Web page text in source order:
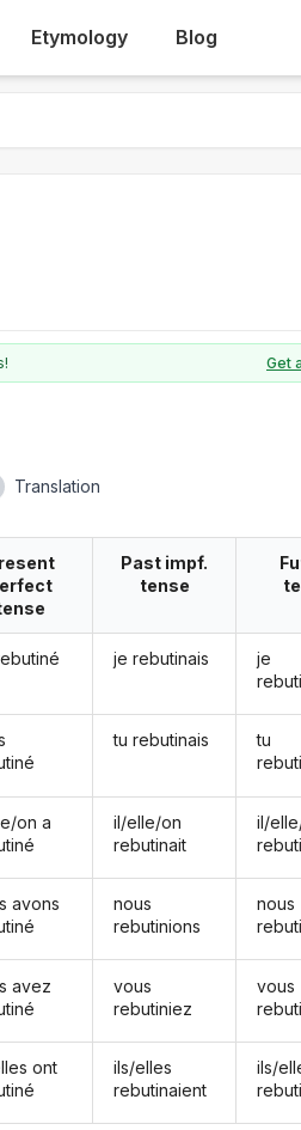
Etymology Blog
Get
Translation
on a
avons
avez
ont
Past impf.
tense
je rebutinais
tu rebutinais
il/elle/on
rebutinait
nous
rebutinions
vous
rebutiniez
ils/elles
rebutinaient
je
tu
il/
nous
vous
ils/